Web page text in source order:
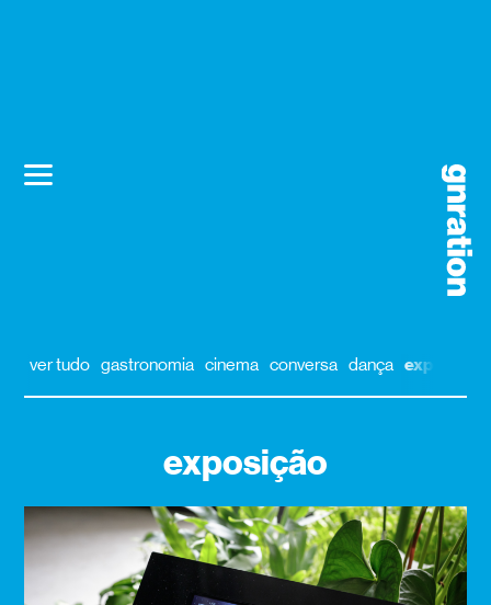
ver tudo gastronomia cinema conversa dança exposição
exposição